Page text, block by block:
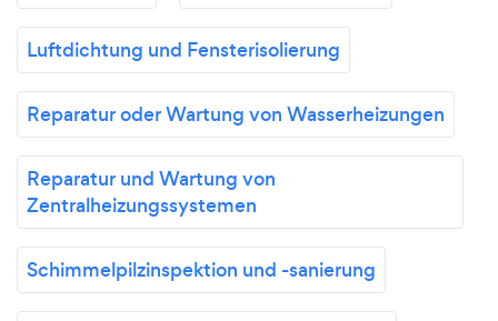
Luftdichtung und Fensterisolierung
Reparatur oder Wartung von Wasserheizungen
Reparatur und Wartung von
Zentralheizungssystemen
Schimmelpilzinspektion und -sanierung